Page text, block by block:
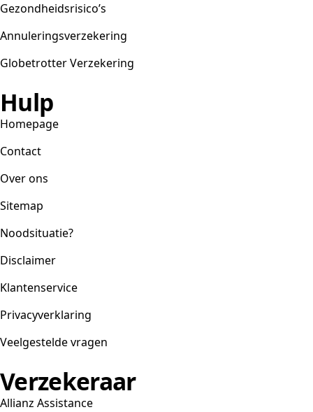
Gezondheidsrisico’s
Annuleringsverzekering
Globetrotter Verzekering
Hulp
Homepage
Contact
Over ons
Sitemap
Noodsituatie?
Disclaimer
Klantenservice
Privacyverklaring
Veelgestelde vragen
Verzekeraar
Allianz Assistance